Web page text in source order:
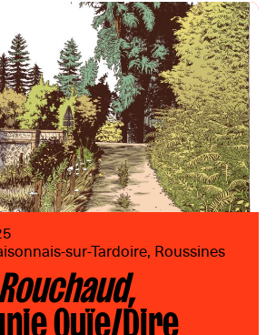
sur-Tardoire, Roussines
,
Ouïe/Dire